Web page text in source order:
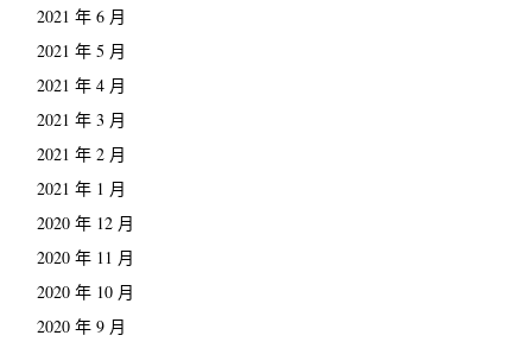
2021 年 6 月
2021 年 5 月
2021 年 4 月
2021 年 3 月
2021 年 2 月
2021 年 1 月
2020 年 12 月
2020 年 11 月
2020 年 10 月
2020 年 9 月